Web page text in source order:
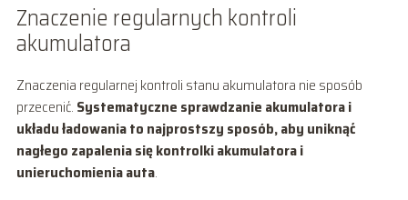
Znaczenie regularnych kontroli
akumulatora
Znaczenia regularnej kontroli stanu akumulatora nie sposób
przecenić. Systematyczne sprawdzanie akumulatora i
układu ładowania to najprostszy sposób, aby uniknąć
nagłego zapalenia się kontrolki akumulatora i
unieruchomienia auta.